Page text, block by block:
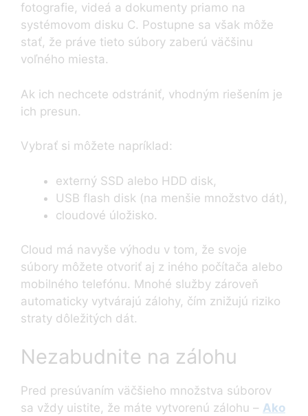
fotografie, videá a dokumenty priamo na
systémovom disku C. Postupne sa však môže
stať, že práve tieto súbory zaberú väčšinu
voľného miesta.
Ak ich nechcete odstrániť, vhodným riešením je
ich presun.
Vybrať si môžete napríklad:
externý SSD alebo HDD disk,
USB flash disk (na menšie množstvo dát),
cloudové úložisko.
Cloud má navyše výhodu v tom, že svoje
súbory môžete otvoriť aj z iného počítača alebo
mobilného telefónu. Mnohé služby zároveň
automaticky vytvárajú zálohy, čím znižujú riziko
straty dôležitých dát.
Nezabudnite na zálohu
Pred presúvaním väčšieho množstva súborov
sa vždy uistite, že máte vytvorenú zálohu – Ako